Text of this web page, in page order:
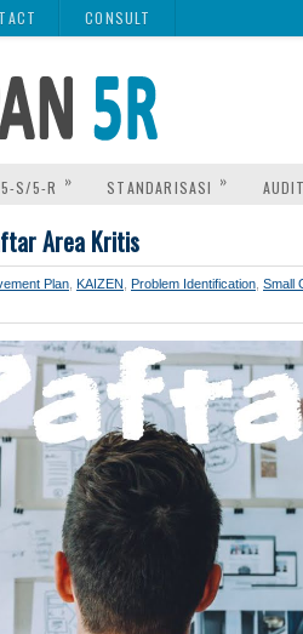
CONSULT
5-S/5-R » STANDARISASI »
Area Kritis
Plan KAIZEN Problem Identification Small